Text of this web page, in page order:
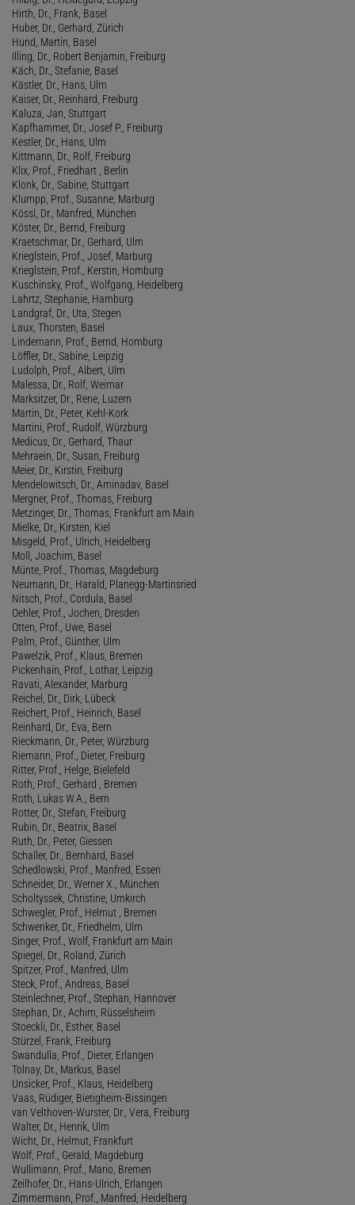
Hirth, Dr., Frank, Basel
Huber, Dr., Gerhard, Zürich
Hund, Martin, Basel
Illing, Dr., Robert Benjamin, Freiburg
Käch, Dr., Stefanie, Basel
Kästler, Dr., Hans, Ulm
Kaiser, Dr., Reinhard, Freiburg
Kaluza, Jan, Stuttgart
Kapfhammer, Dr., Josef P., Freiburg
Kestler, Dr., Hans, Ulm
Kittmann, Dr., Rolf, Freiburg
Klix, Prof., Friedhart , Berlin
Klonk, Dr., Sabine, Stuttgart
Klumpp, Prof., Susanne, Marburg
Kössl, Dr., Manfred, München
Köster, Dr., Bernd, Freiburg
Kraetschmar, Dr., Gerhard, Ulm
Krieglstein, Prof., Josef, Marburg
Krieglstein, Prof., Kerstin, Homburg
Kuschinsky, Prof., Wolfgang, Heidelberg
Lahrtz, Stephanie, Hamburg
Landgraf, Dr., Uta, Stegen
Laux, Thorsten, Basel
Lindemann, Prof., Bernd, Homburg
Löffler, Dr., Sabine, Leipzig
Ludolph, Prof., Albert, Ulm
Malessa, Dr., Rolf, Weimar
Marksitzer, Dr., Rene, Luzern
Martin, Dr., Peter, Kehl-Kork
Martini, Prof., Rudolf, Würzburg
Medicus, Dr., Gerhard, Thaur
Mehraein, Dr., Susan, Freiburg
Meier, Dr., Kirstin, Freiburg
Mendelowitsch, Dr., Aminadav, Basel
Mergner, Prof., Thomas, Freiburg
Metzinger, Dr., Thomas, Frankfurt am Main
Mielke, Dr., Kirsten, Kiel
Misgeld, Prof., Ulrich, Heidelberg
Moll, Joachim, Basel
Münte, Prof., Thomas, Magdeburg
Neumann, Dr., Harald, Planegg-Martinsried
Nitsch, Prof., Cordula, Basel
Oehler, Prof., Jochen, Dresden
Otten, Prof., Uwe, Basel
Palm, Prof., Günther, Ulm
Pawelzik, Prof., Klaus, Bremen
Pickenhain, Prof., Lothar, Leipzig
Ravati, Alexander, Marburg
Reichel, Dr., Dirk, Lübeck
Reichert, Prof., Heinrich, Basel
Reinhard, Dr., Eva, Bern
Rieckmann, Dr., Peter, Würzburg
Riemann, Prof., Dieter, Freiburg
Ritter, Prof., Helge, Bielefeld
Roth, Prof., Gerhard , Bremen
Roth, Lukas W.A., Bern
Rotter, Dr., Stefan, Freiburg
Rubin, Dr., Beatrix, Basel
Ruth, Dr., Peter, Giessen
Schaller, Dr., Bernhard, Basel
Schedlowski, Prof., Manfred, Essen
Schneider, Dr., Werner X., München
Scholtyssek, Christine, Umkirch
Schwegler, Prof., Helmut , Bremen
Schwenker, Dr., Friedhelm, Ulm
Singer, Prof., Wolf, Frankfurt am Main
Spiegel, Dr., Roland, Zürich
Spitzer, Prof., Manfred, Ulm
Steck, Prof., Andreas, Basel
Steinlechner, Prof., Stephan, Hannover
Stephan, Dr., Achim, Rüsselsheim
Stoeckli, Dr., Esther, Basel
Stürzel, Frank, Freiburg
Swandulla, Prof., Dieter, Erlangen
Tolnay, Dr., Markus, Basel
Unsicker, Prof., Klaus, Heidelberg
Vaas, Rüdiger, Bietigheim-Bissingen
van Velthoven-Wurster, Dr., Vera, Freiburg
Walter, Dr., Henrik, Ulm
Wicht, Dr., Helmut, Frankfurt
Wolf, Prof., Gerald, Magdeburg
Wullimann, Prof., Mario, Bremen
Zeilhofer, Dr., Hans-Ulrich, Erlangen
Zimmermann, Prof., Manfred, Heidelberg